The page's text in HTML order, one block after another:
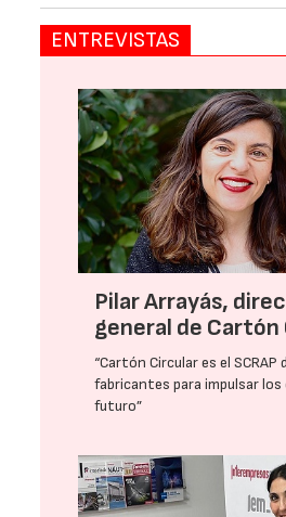
ENTREVISTAS
Pilar Arrayás,
general de Cartón
“Cartón Circular es el SCRAP
fabricantes para impulsar los
futuro”